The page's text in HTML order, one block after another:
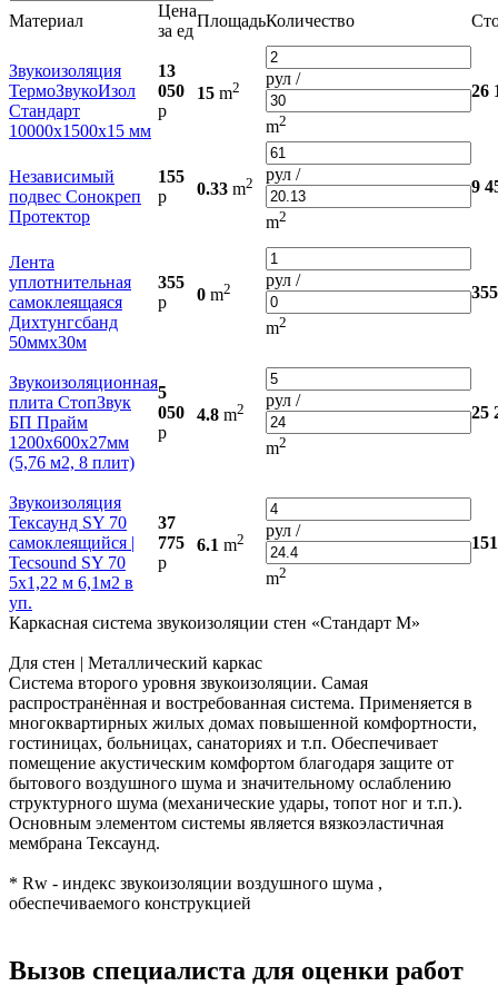
Материал
Цена
за ед
ПлощадьКоличество
Звукоизоляция
ТермоЗвукоИзол
Стандарт
10000х1500х15 мм
13
050
р
15 m2 рул /
m2
26
Независимый
подвес Сонокреп
Протектор
155
р
0.33 m2 рул /
m2
9
Лента
уплотнительная
самоклеящаяся
Дихтунгсбанд
50ммx30м
355
р
0 m2 рул /
m2
355
Звукоизоляционная
плита СтопЗвук
БП Прайм
1200х600х27мм
(5,76 м2, 8 плит)
5
050
р
4.8 m2 рул /
m2
25
Звукоизоляция
Тексаунд SY 70
самоклеящийся |
Tecsound SY 70
5х1,22 м 6,1м2 в
уп.
37
775
р
6.1 m2 рул /
m2
Каркасная система звукоизоляции стен «Стандарт М»
Для стен | Металлический каркас
Система второго уровня звукоизоляции. Самая
распространённая и востребованная система. Применяется в
многоквартирных жилых домах повышенной комфортности,
гостиницах, больницах, санаториях и т.п. Обеспечивает
помещение акустическим комфортом благодаря защите от
бытового воздушного шума и значительному ослаблению
структурного шума (механические удары, топот ног и т.п.).
Основным элементом системы является вязкоэластичная
мембрана Тексаунд.
* Rw - индекс звукоизоляции воздушного шума ,
обеспечиваемого конструкцией
Вызов специалиста для оценки работ